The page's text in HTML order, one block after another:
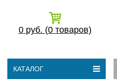
0 руб. (0 товаров)
КАТАЛОГ